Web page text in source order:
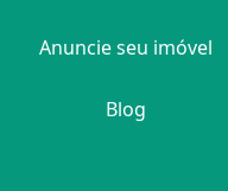
Anuncie seu imóvel
Blog